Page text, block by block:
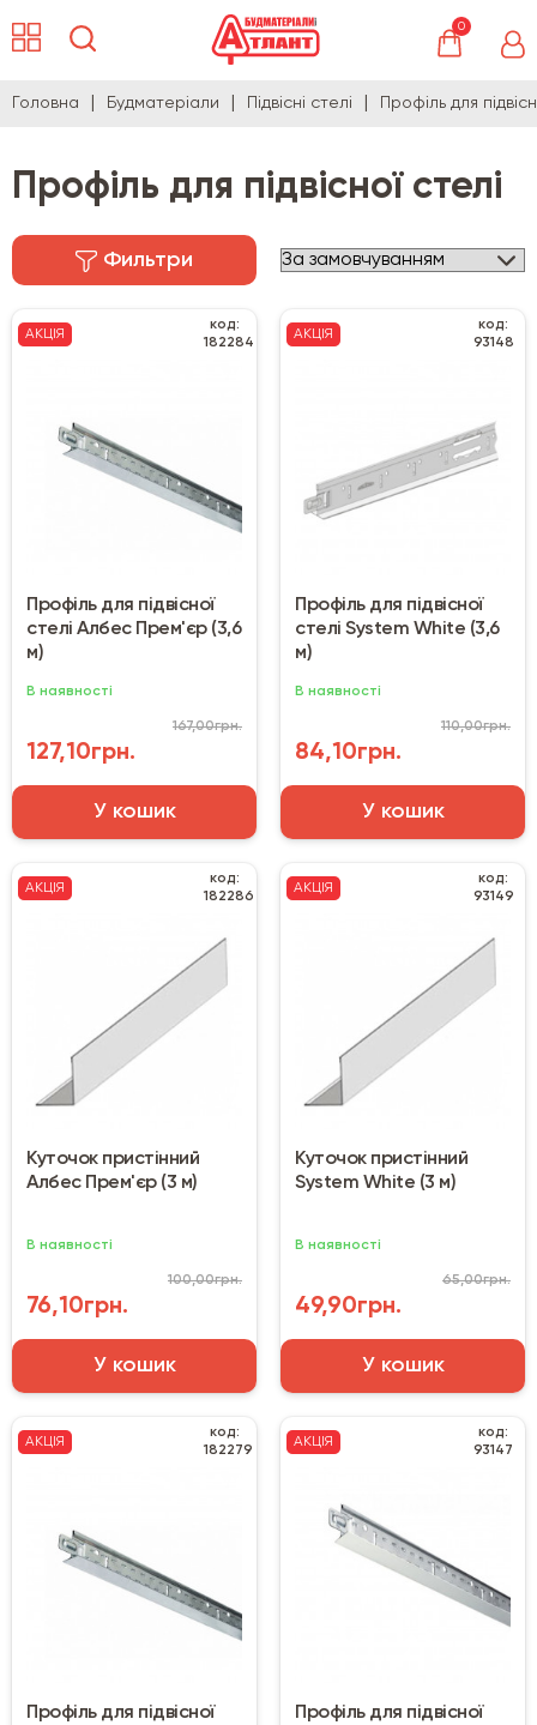
0
Головна Будматеріали Підвісні стелі Профіль для
Профіль для підвісної стелі
Фильтри
АКЦІЯ
код:
182284
Профіль для підвісної
стелі Албес Прем'єр (3,6
м)
В наявності
127,10грн.
167,00грн.
У кошик
АКЦІЯ
код:
93148
Профіль для підвісної
стелі System White (3,6
м)
В наявності
84,10грн.
110,00грн.
У кошик
АКЦІЯ
код:
182286
Куточок пристінний
Албес Прем'єр (3 м)
В наявності
76,10грн.
100,00грн.
У кошик
АКЦІЯ
код:
93149
Куточок пристінний
System White (3 м)
В наявності
49,90грн.
65,00грн.
У кошик
АКЦІЯ
код:
182279
Профіль для підвісної
АКЦІЯ
код:
93147
Профіль для підвісної